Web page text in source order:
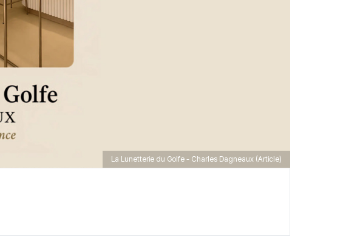
La Lunetterie du Golfe - Charles Dagneaux (Article)